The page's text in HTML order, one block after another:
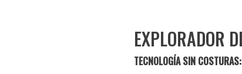
EXPLORADOR
TECNOLOGÍA SIN